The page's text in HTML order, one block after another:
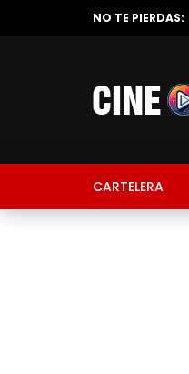
NO TE PIERDAS:
CARTELERA